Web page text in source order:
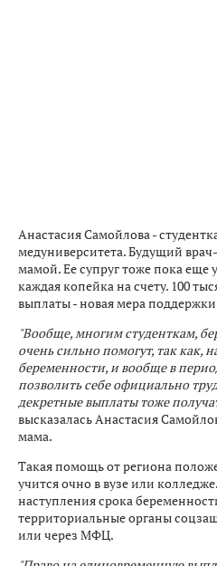
Анастасия Самойлова -
медуниверситета. Будущий
мамой. Ее супруг тоже пока еще
каждая копейка на счету. 100
выплаты - новая мера
"Вообще, многим студенткам,
очень сильно помогут, так как,
беременности, и вообще в
позволить себе официально
декретные выплаты тоже
высказалась Анастасия
мама.
Такая помощь от региона
учится очно в вузе или
наступления срока
территориальные органы
или через МФЦ.